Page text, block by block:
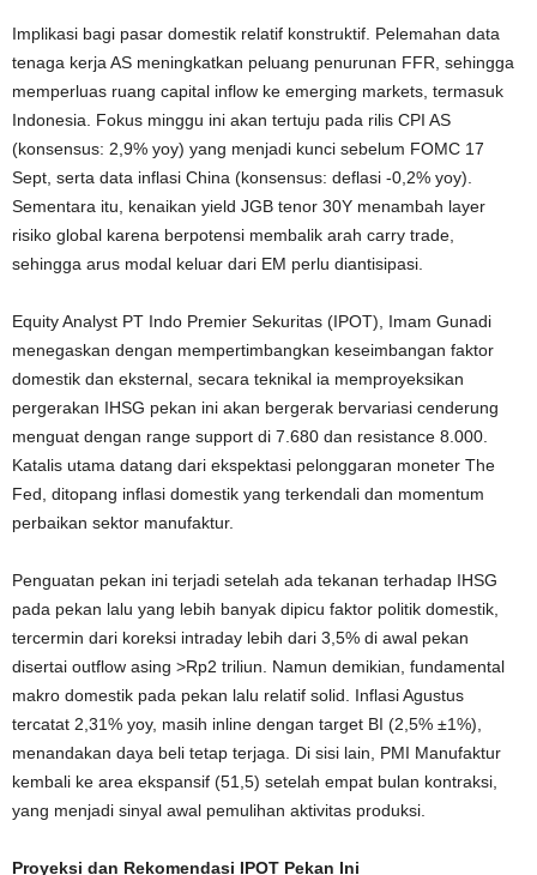
Implikasi bagi pasar domestik relatif konstruktif. Pelemahan data
tenaga kerja AS meningkatkan peluang penurunan FFR, sehingga
memperluas ruang capital inflow ke emerging markets, termasuk
Indonesia. Fokus minggu ini akan tertuju pada rilis CPI AS
(konsensus: 2,9% yoy) yang menjadi kunci sebelum FOMC 17
Sept, serta data inflasi China (konsensus: deflasi -0,2% yoy).
Sementara itu, kenaikan yield JGB tenor 30Y menambah layer
risiko global karena berpotensi membalik arah carry trade,
sehingga arus modal keluar dari EM perlu diantisipasi.
Equity Analyst PT Indo Premier Sekuritas (IPOT), Imam Gunadi
menegaskan dengan mempertimbangkan keseimbangan faktor
domestik dan eksternal, secara teknikal ia memproyeksikan
pergerakan IHSG pekan ini akan bergerak bervariasi cenderung
menguat dengan range support di 7.680 dan resistance 8.000.
Katalis utama datang dari ekspektasi pelonggaran moneter The
Fed, ditopang inflasi domestik yang terkendali dan momentum
perbaikan sektor manufaktur.
Penguatan pekan ini terjadi setelah ada tekanan terhadap IHSG
pada pekan lalu yang lebih banyak dipicu faktor politik domestik,
tercermin dari koreksi intraday lebih dari 3,5% di awal pekan
disertai outflow asing >Rp2 triliun. Namun demikian, fundamental
makro domestik pada pekan lalu relatif solid. Inflasi Agustus
tercatat 2,31% yoy, masih inline dengan target BI (2,5% ±1%),
menandakan daya beli tetap terjaga. Di sisi lain, PMI Manufaktur
kembali ke area ekspansif (51,5) setelah empat bulan kontraksi,
yang menjadi sinyal awal pemulihan aktivitas produksi.
Proyeksi dan Rekomendasi IPOT Pekan Ini